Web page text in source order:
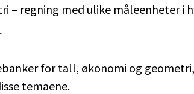
– regning med ulike måleenheter i
for tall, økonomi og
temaene.